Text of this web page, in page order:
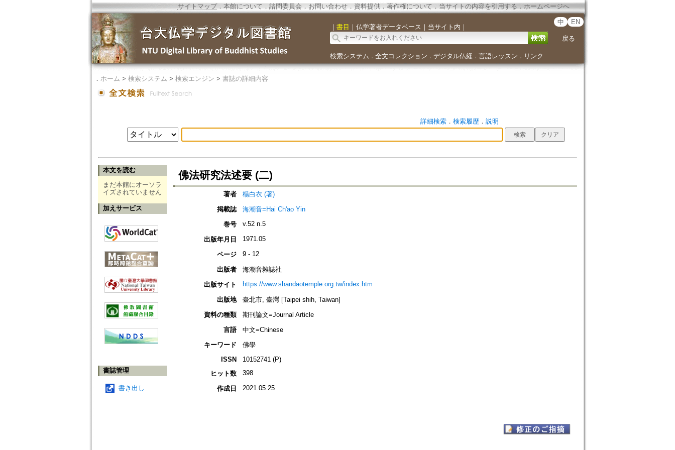
サイトマップ．本館について ． 諮問委員会． お問い合わせ． 資料提供． 著作権について．当サイトの内容を引用する ． ホームページへ
｜ 書目 ｜ 仏学著者データベース ｜ 当サイト内 ｜
中 EN
戻る
検索システム ． 全文コレクション ． デジタル仏経． 言語レッスン ． リンク
． ホーム > 検索システム > 検索エンジン > 書誌の詳細内容
詳細検索． 検索履歴． 説明
本文を読む
まだ本館にオーソラ
イズされていません
加えサービス
書誌管理
書き出し
佛法研究法述要 (二)
著者
楊白衣 (著)
掲載誌
海潮音=Hai Ch'ao Yin
巻号
v.52 n.5
出版年月日 1971.05
ページ 9 - 12
出版者
海潮音雜誌社
出版サイト
https://www.shandaotemple.org.tw/index.htm
出版地
臺北市, 臺灣 [Taipei shih, Taiwan]
資料の種類
期刊論文=Journal Article
言語
中文=Chinese
キーワード
佛學
ISSN
10152741 (P)
ヒット数
398
作成日 2021.05.25